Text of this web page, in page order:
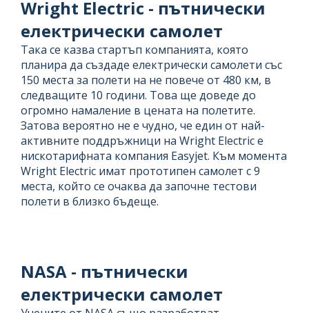
Wright Electric - пътнически
електрически самолет
Така се казва стартъп компанията, която
планира да създаде електрически самолети със
150 места за полети на не повече от 480 км, в
следващите 10 години. Това ще доведе до
огромно намаление в цената на полетите.
Затова вероятно не е чудно, че един от най-
активните поддръжници на Wright Electric е
нискотарифната компания Easyjet. Към момента
Wright Electric имат прототипен самолет с 9
места, който се очаква да започне тестови
полети в близко бъдеще.
NASA - пътнически
електрически самолет